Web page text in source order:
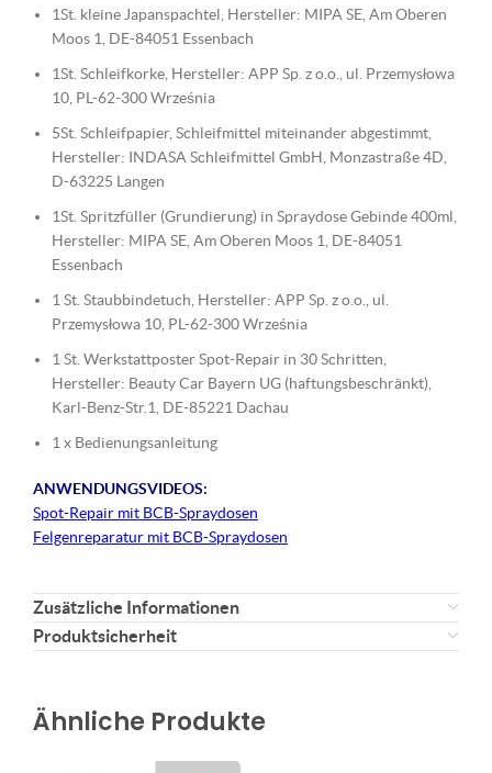
1St. kleine Japanspachtel, Hersteller: MIPA SE, Am Oberen
Moos 1, DE-84051 Essenbach
1St. Schleifkorke, Hersteller: APP Sp. z o.o., ul. Przemysłowa
10, PL-62-300 Września
5St. Schleifpapier, Schleifmittel miteinander abgestimmt,
Hersteller: INDASA Schleifmittel GmbH, Monzastraße 4D,
D-63225 Langen
1St. Spritzfüller (Grundierung) in Spraydose Gebinde 400ml,
Hersteller: MIPA SE, Am Oberen Moos 1, DE-84051
Essenbach
1 St. Staubbindetuch, Hersteller: APP Sp. z o.o., ul.
Przemysłowa 10, PL-62-300 Września
1 St. Werkstattposter Spot-Repair in 30 Schritten,
Hersteller: Beauty Car Bayern UG (haftungsbeschränkt),
Karl-Benz-Str.1, DE-85221 Dachau
1 x Bedienungsanleitung
ANWENDUNGSVIDEOS:
Spot-Repair mit BCB-Spraydosen
Felgenreparatur mit BCB-Spraydosen
Zusätzliche Informationen
Produktsicherheit
Ähnliche Produkte